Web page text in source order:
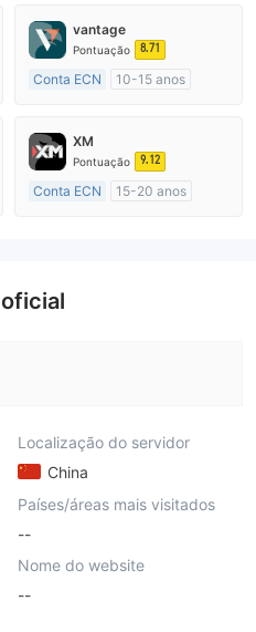
vantage
Pontuação 8.71
Conta ECN
10-15 anos
Market Marketing (MM)
Etiqueta principal MT4
XM
Pontuação 9.12
Conta ECN
15-20 anos
Localização do servidor
China
Países/áreas mais visitados
--
Nome do website
--